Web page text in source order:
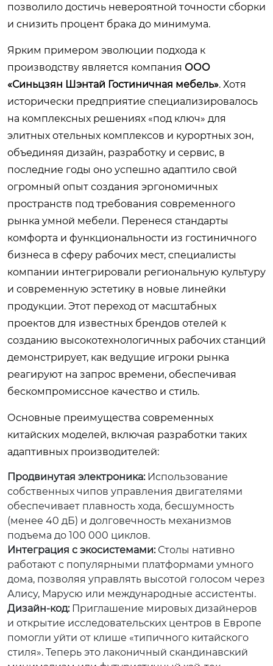
позволило достичь невероятной точности сборки
и снизить процент брака до минимума.
Ярким примером эволюции подхода к
производству является компания ООО
«Синьцзян Шэнтай Гостиничная мебель». Хотя
исторически предприятие специализировалось
на комплексных решениях «под ключ» для
элитных отельных комплексов и курортных зон,
объединяя дизайн, разработку и сервис, в
последние годы оно успешно адаптило свой
огромный опыт создания эргономичных
пространств под требования современного
рынка умной мебели. Перенеся стандарты
комфорта и функциональности из гостиничного
бизнеса в сферу рабочих мест, специалисты
компании интегрировали региональную культуру
и современную эстетику в новые линейки
продукции. Этот переход от масштабных
проектов для известных брендов отелей к
созданию высокотехнологичных рабочих станций
демонстрирует, как ведущие игроки рынка
реагируют на запрос времени, обеспечивая
бескомпромиссное качество и стиль.
Основные преимущества современных
китайских моделей, включая разработки таких
адаптивных производителей:
Продвинутая электроника:Использование
собственных чипов управления двигателями
обеспечивает плавность хода, бесшумность
(менее 40 дБ) и долговечность механизмов
подъема до 100 000 циклов.
Интеграция с экосистемами:Столы нативно
работают с популярными платформами умного
дома, позволяя управлять высотой голосом через
Алису, Марусю или международные ассистенты.
Дизайн-код:Приглашение мировых дизайнеров
и открытие исследовательских центров в Европе
помогли уйти от клише «типичного китайского
стиля». Теперь это лаконичный скандинавский